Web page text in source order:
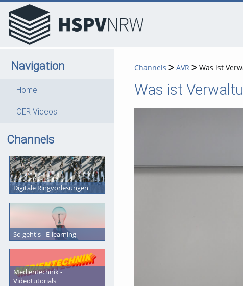
Navigation
Home
OER Videos
Channels
Digitale Ringvorlesungen
So geht's - E-learning
Medientechnik -
Videotutorials
Channels AVR Was ist
Was ist